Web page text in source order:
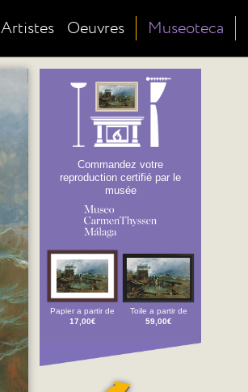
Artistes Oeuvres Museoteca
Commandez votre
reproduction certifié par le
musée
Papier a partir de
17,00€
Toile a partir de
59,00€